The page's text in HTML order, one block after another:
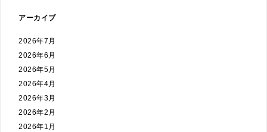
アーカイブ
2026年7月
2026年6月
2026年5月
2026年4月
2026年3月
2026年2月
2026年1月